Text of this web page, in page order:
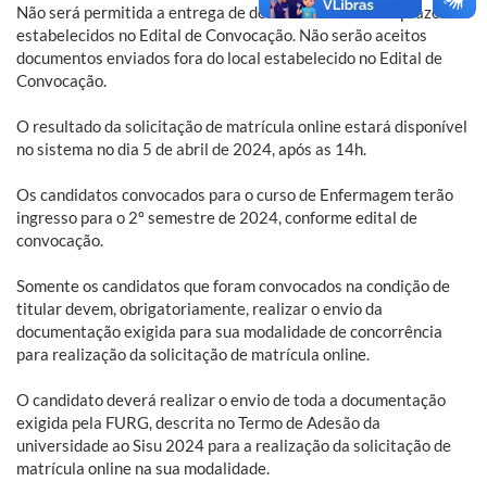
Não será permitida a entrega de documentos fora dos prazos
estabelecidos no Edital de Convocação. Não serão aceitos
documentos enviados fora do local estabelecido no Edital de
Convocação.
O resultado da solicitação de matrícula online estará disponível
no sistema no dia 5 de abril de 2024, após as 14h.
Os candidatos convocados para o curso de Enfermagem terão
ingresso para o 2º semestre de 2024, conforme edital de
convocação.
Somente os candidatos que foram convocados na condição de
titular devem, obrigatoriamente, realizar o envio da
documentação exigida para sua modalidade de concorrência
para realização da solicitação de matrícula online.
O candidato deverá realizar o envio de toda a documentação
exigida pela FURG, descrita no Termo de Adesão da
universidade ao Sisu 2024 para a realização da solicitação de
matrícula online na sua modalidade.